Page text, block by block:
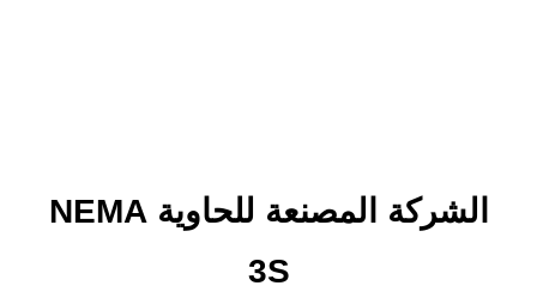
الشركة المصنعة للحاوية NEMA
3S